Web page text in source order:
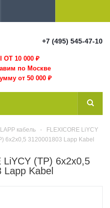
+7 (495) 545-47-10
10 000₽
по Москве
от 50 000 ₽
LAPP кабель -
FLEXICORE LiYCY
6x2x0,5 3120001803 Lapp Kabel
LiYCY (TP) 6x2x0,5
Lapp Kabel